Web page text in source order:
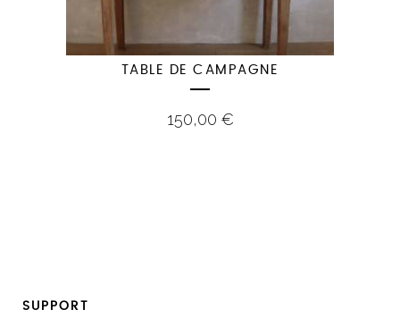
TABLE DE CAMPAGNE
150,00 €
SUPPORT